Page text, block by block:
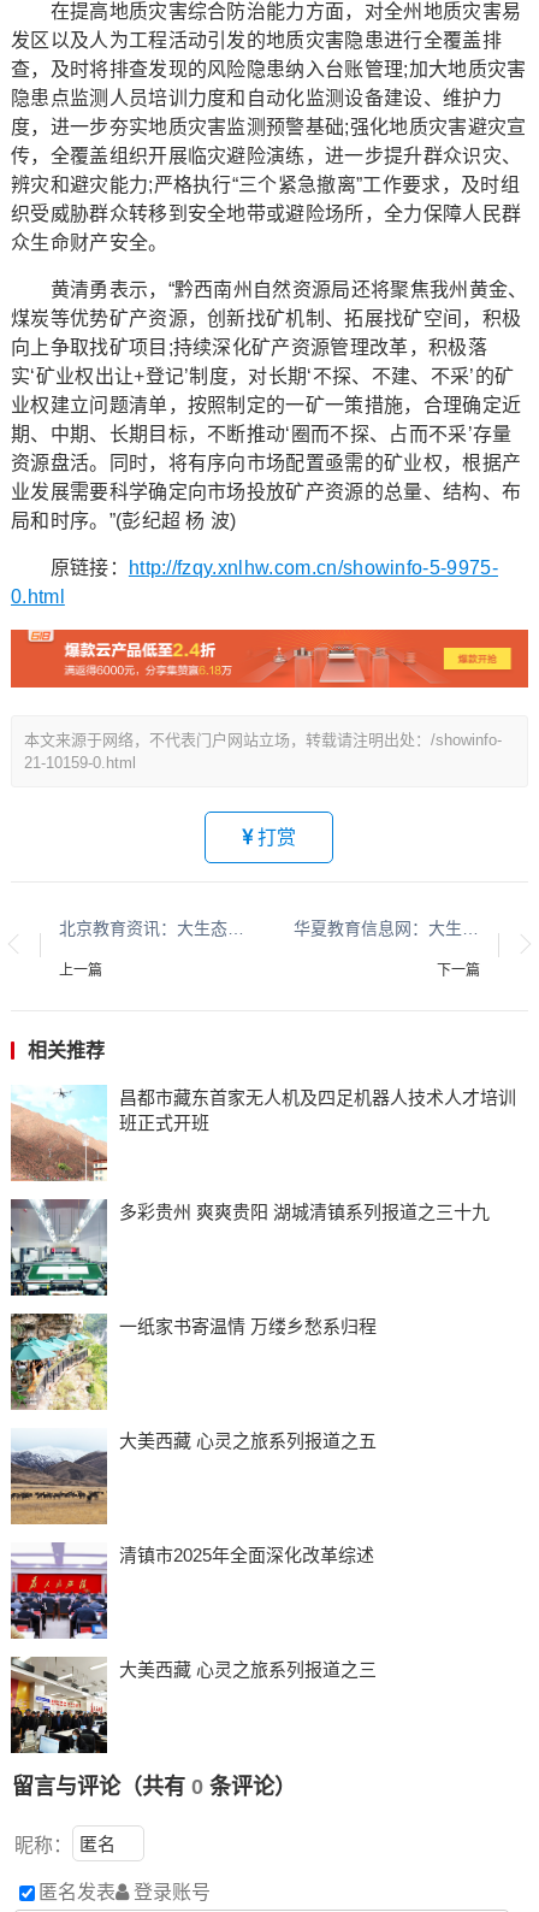
在提高地质灾害综合防治能力方面，对全州地质灾害易
发区以及人为工程活动引发的地质灾害隐患进行全覆盖排
查，及时将排查发现的风险隐患纳入台账管理;加大地质灾害
隐患点监测人员培训力度和自动化监测设备建设、维护力
度，进一步夯实地质灾害监测预警基础;强化地质灾害避灾宣
传，全覆盖组织开展临灾避险演练，进一步提升群众识灾、
辨灾和避灾能力;严格执行“三个紧急撤离”工作要求，及时组
织受威胁群众转移到安全地带或避险场所，全力保障人民群
众生命财产安全。
黄清勇表示，“黔西南州自然资源局还将聚焦我州黄金、
煤炭等优势矿产资源，创新找矿机制、拓展找矿空间，积极
向上争取找矿项目;持续深化矿产资源管理改革，积极落
实‘矿业权出让+登记’制度，对长期‘不探、不建、不采’的矿
业权建立问题清单，按照制定的一矿一策措施，合理确定近
期、中期、长期目标，不断推动‘圈而不探、占而不采’存量
资源盘活。同时，将有序向市场配置亟需的矿业权，根据产
业发展需要科学确定向市场投放矿产资源的总量、结构、布
局和时序。”(彭纪超 杨 波)
原链接：
http://fzqy.xnlhw.com.cn/showinfo-5-9975-
0.html
本文来源于网络，不代表门户网站立场，转载请注明出处：/showinfo-
21-10159-0.html
打赏
北京教育资讯：大生态系列报道：贵州大生态系列报道之二十五​​​​​​​​​​​​​​​​​​​​​​​​​​​​​​​​​​​​​​​​​​​​​​​​​​​​​​​​​​​​​​​​​​​​​​​​
上一篇 下一篇
相关推荐
昌都市藏东首家无人机及四足机器人技术人才培训
班正式开班
多彩贵州 爽爽贵阳 湖城清镇系列报道之三十九
一纸家书寄温情 万缕乡愁系归程
大美西藏 心灵之旅系列报道之五
清镇市2025年全面深化改革综述
大美西藏 心灵之旅系列报道之三
留言与评论（共有 0条评论）
昵称：
匿名发表 登录账号